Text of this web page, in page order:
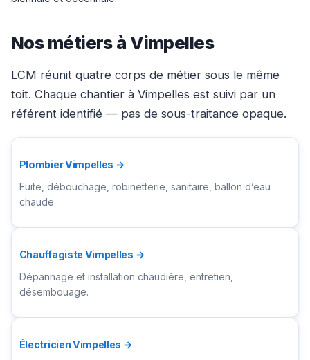
Nos métiers à Vimpelles
LCM réunit quatre corps de métier sous le même
toit. Chaque chantier à Vimpelles est suivi par un
référent identifié — pas de sous-traitance opaque.
Plombier Vimpelles →
Fuite, débouchage, robinetterie, sanitaire, ballon d’eau
chaude.
Chauffagiste Vimpelles →
Dépannage et installation chaudière, entretien,
désembouage.
Électricien Vimpelles →